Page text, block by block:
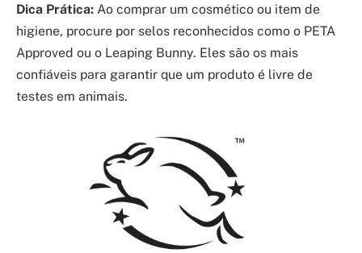
Dica Prática: Ao comprar um cosmético ou item de
higiene, procure por selos reconhecidos como o PETA
Approved ou o Leaping Bunny. Eles são os mais
confiáveis para garantir que um produto é livre de
testes em animais.